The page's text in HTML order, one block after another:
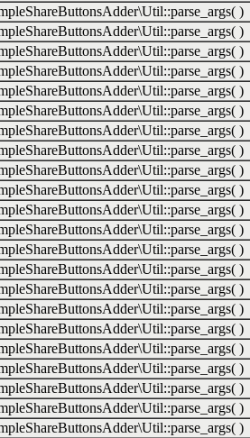
)
)
)
)
)
)
)
)
)
)
)
)
)
)
)
)
)
)
)
)
)
)